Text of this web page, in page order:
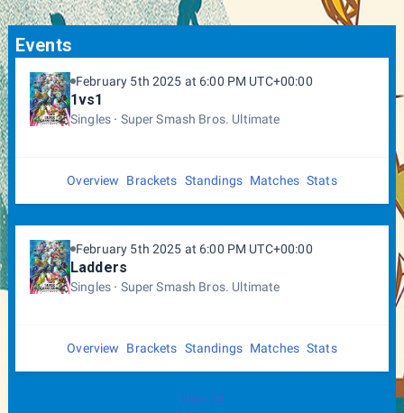
TOURNAMENT RULES: • Respect all staff members,
participants, and equipment at the venue. • Do not bring
your own food or beverages inside. Please order at the bar if
fellow players and don’t lose your temper if things don’t go
your way. • Any kind of harassment or willful misconduct will
not be tolerated.
Events
February 5th 2025 at 6:00 PM UTC+00:00
1vs1
Singles Super Smash Bros. Ultimate
Overview Brackets Standings Matches Stats
February 5th 2025 at 6:00 PM UTC+00:00
Ladders
Singles Super Smash Bros. Ultimate
Overview Brackets Standings Matches Stats
View All